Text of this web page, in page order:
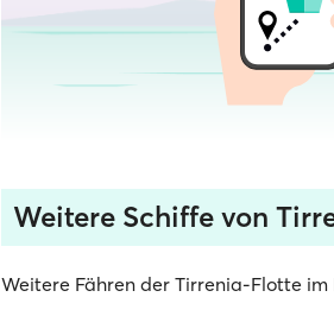
Weitere Schiffe von
Weitere Fähren der Tirrenia-Flotte im